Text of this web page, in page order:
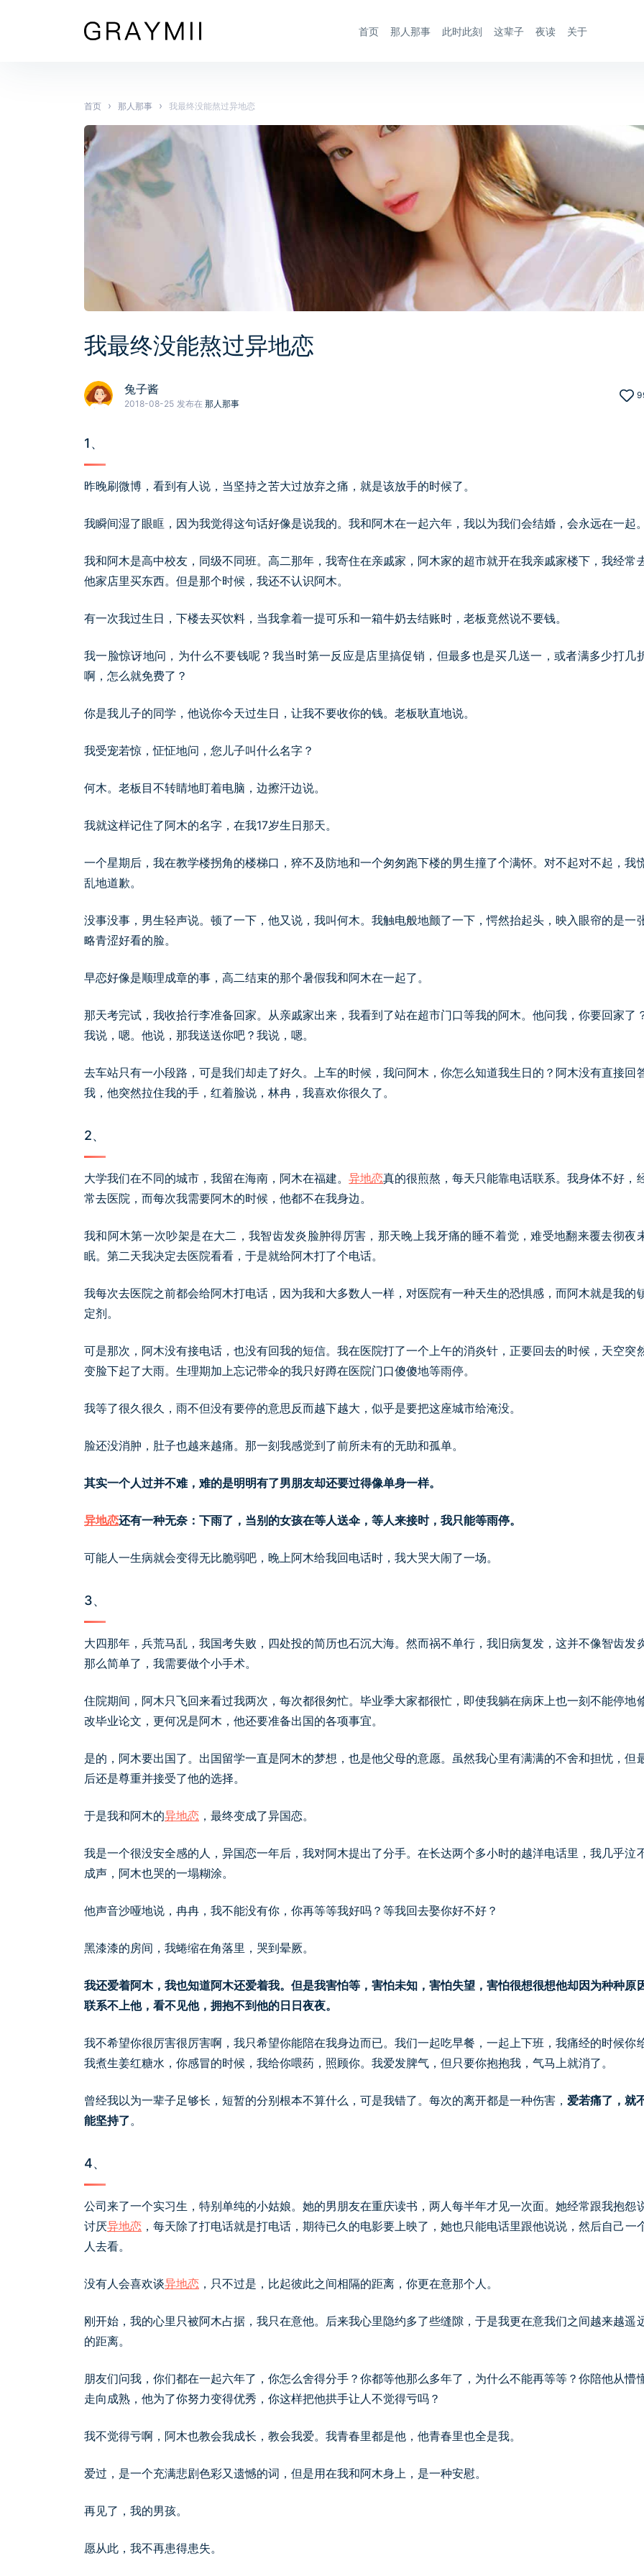
首页 那人那事 此时此刻 这辈子 夜读 关于
首页 › 那人那事 › 我最终没能熬过异地恋
我最终没能熬过异地恋
兔子酱
2018-08-25 发布在 那人那事
1、
昨晚刷微博，看到有人说，当坚持之苦大过放弃之痛，就是该放手的时候了。
我瞬间湿了眼眶，因为我觉得这句话好像是说我的。我和阿木在一起六年，我以为我们会结婚，会永远在一起
我和阿木是高中校友，同级不同班。高二那年，我寄住在亲戚家，阿木家的超市就开在我亲戚家楼下，我经常
他家店里买东西。但是那个时候，我还不认识阿木。
有一次我过生日，下楼去买饮料，当我拿着一提可乐和一箱牛奶去结账时，老板竟然说不要钱。
我一脸惊讶地问，为什么不要钱呢？我当时第一反应是店里搞促销，但最多也是买几送一，或者满多少打几
啊，怎么就免费了？
你是我儿子的同学，他说你今天过生日，让我不要收你的钱。老板耿直地说。
我受宠若惊，怔怔地问，您儿子叫什么名字？
何木。老板目不转睛地盯着电脑，边擦汗边说。
我就这样记住了阿木的名字，在我17岁生日那天。
一个星期后，我在教学楼拐角的楼梯口，猝不及防地和一个匆匆跑下楼的男生撞了个满怀。对不起对不起，我
乱地道歉。
没事没事，男生轻声说。顿了一下，他又说，我叫何木。我触电般地颤了一下，愕然抬起头，映入眼帘的是一
略青涩好看的脸。
早恋好像是顺理成章的事，高二结束的那个暑假我和阿木在一起了。
那天考完试，我收拾行李准备回家。从亲戚家出来，我看到了站在超市门口等我的阿木。他问我，你要回家了
我说，嗯。他说，那我送送你吧？我说，嗯。
去车站只有一小段路，可是我们却走了好久。上车的时候，我问阿木，你怎么知道我生日的？阿木没有直接回
我，他突然拉住我的手，红着脸说，林冉，我喜欢你很久了。
2、
大学我们在不同的城市，我留在海南，阿木在福建。异地恋真的很煎熬，每天只能靠电话联系。我身体不好，
常去医院，而每次我需要阿木的时候，他都不在我身边。
我和阿木第一次吵架是在大二，我智齿发炎脸肿得厉害，那天晚上我牙痛的睡不着觉，难受地翻来覆去彻夜
眠。第二天我决定去医院看看，于是就给阿木打了个电话。
我每次去医院之前都会给阿木打电话，因为我和大多数人一样，对医院有一种天生的恐惧感，而阿木就是我的
定剂。
可是那次，阿木没有接电话，也没有回我的短信。我在医院打了一个上午的消炎针，正要回去的时候，天空突
变脸下起了大雨。生理期加上忘记带伞的我只好蹲在医院门口傻傻地等雨停。
我等了很久很久，雨不但没有要停的意思反而越下越大，似乎是要把这座城市给淹没。
脸还没消肿，肚子也越来越痛。那一刻我感觉到了前所未有的无助和孤单。
其实一个人过并不难，难的是明明有了男朋友却还要过得像单身一样。
异地恋还有一种无奈：下雨了，当别的女孩在等人送伞，等人来接时，我只能等雨停。
可能人一生病就会变得无比脆弱吧，晚上阿木给我回电话时，我大哭大闹了一场。
3、
大四那年，兵荒马乱，我国考失败，四处投的简历也石沉大海。然而祸不单行，我旧病复发，这并不像智齿发
那么简单了，我需要做个小手术。
住院期间，阿木只飞回来看过我两次，每次都很匆忙。毕业季大家都很忙，即使我躺在病床上也一刻不能停地
改毕业论文，更何况是阿木，他还要准备出国的各项事宜。
是的，阿木要出国了。出国留学一直是阿木的梦想，也是他父母的意愿。虽然我心里有满满的不舍和担忧，但
后还是尊重并接受了他的选择。
于是我和阿木的异地恋 ，最终变成了异国恋。
我是一个很没安全感的人，异国恋一年后，我对阿木提出了分手。在长达两个多小时的越洋电话里，我几乎泣
成声，阿木也哭的一塌糊涂。
他声音沙哑地说，冉冉，我不能没有你，你再等等我好吗？等我回去娶你好不好？
黑漆漆的房间，我蜷缩在角落里，哭到晕厥。
我还爱着阿木，我也知道阿木还爱着我。但是我害怕等，害怕未知，害怕失望，害怕很想很想他却因为种种原
联系不上他，看不见他，拥抱不到他的日日夜夜。
我不希望你很厉害很厉害啊，我只希望你能陪在我身边而已。我们一起吃早餐，一起上下班，我痛经的时候你
我煮生姜红糖水，你感冒的时候，我给你喂药，照顾你。我爱发脾气，但只要你抱抱我，气马上就消了。
曾经我以为一辈子足够长，短暂的分别根本不算什么，可是我错了。每次的离开都是一种伤害， 爱若痛了，就
能坚持了。
4、
公司来了一个实习生，特别单纯的小姑娘。她的男朋友在重庆读书，两人每半年才见一次面。她经常跟我抱怨
讨厌异地恋 ，每天除了打电话就是打电话，期待已久的电影要上映了，她也只能电话里跟他说说，然后自己一
人去看。
没有人会喜欢谈异地恋 ，只不过是，比起彼此之间相隔的距离，你更在意那个人。
刚开始，我的心里只被阿木占据，我只在意他。后来我心里隐约多了些缝隙，于是我更在意我们之间越来越遥
的距离。
朋友们问我，你们都在一起六年了，你怎么舍得分手？你都等他那么多年了，为什么不能再等等？你陪他从懵
走向成熟，他为了你努力变得优秀，你这样把他拱手让人不觉得亏吗？
我不觉得亏啊，阿木也教会我成长，教会我爱。我青春里都是他，他青春里也全是我。
爱过，是一个充满悲剧色彩又遗憾的词，但是用在我和阿木身上，是一种安慰。
再见了，我的男孩。
愿从此，我不再患得患失。